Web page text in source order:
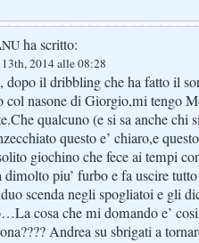
ha scritto:
2014 alle 08:28
dopo il dribbling che ha fatto il
col nasone di Giorgio,mi tengo
qualcuno (e si sa anche chi
questo e’ chiaro,e
giochino che fece ai tempi
dimolto piu’ furbo e fa uscire
scenda negli spogliatoi e gli
cosa che mi domando e’
Andrea su sbrigati a